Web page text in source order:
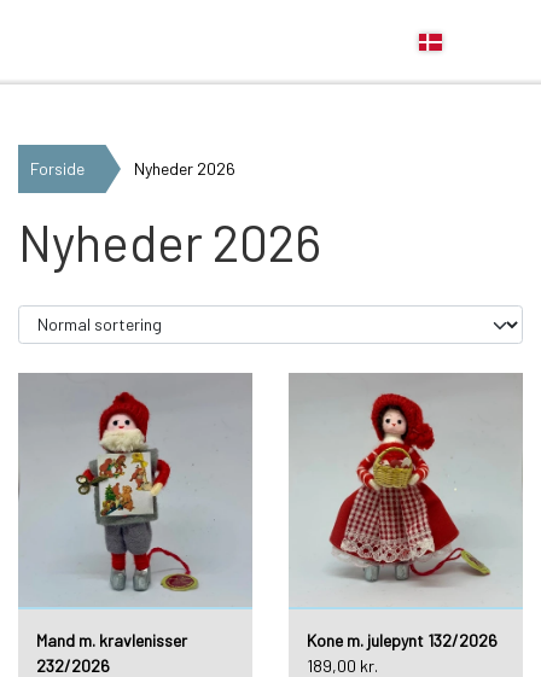
Forside Nyheder 2026
Nyheder 2026
Mand m. kravlenisser
232/2026
Kone m. julepynt 132/2026
189,00 kr.